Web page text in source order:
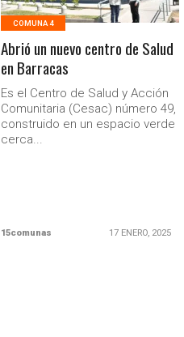
COMUNA 4
Abrió un nuevo centro de Salud
en Barracas
Es el Centro de Salud y Acción
Comunitaria (Cesac) número 49,
construido en un espacio verde
cerca...
15comunas 17 ENERO, 2025